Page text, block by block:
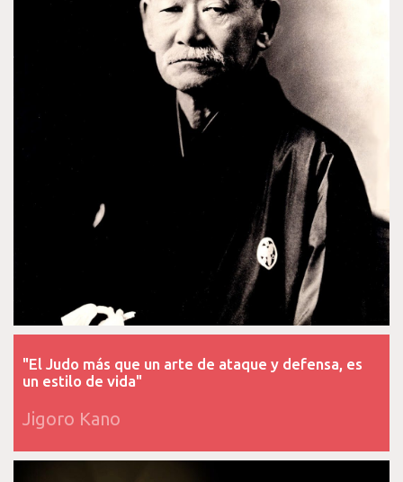
"El Judo más que un arte de ataque y defensa, es
un estilo de vida"
Jigoro Kano